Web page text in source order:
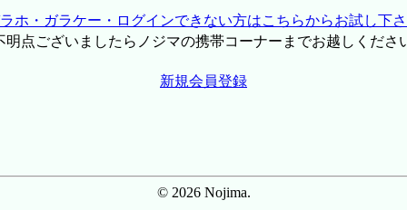
ホ・ガラケー・ログインできない方はこちらからお試し下
点ございましたらノジマの携帯コーナーまでお越しくださ
新規会員登録
© 2026 Nojima.